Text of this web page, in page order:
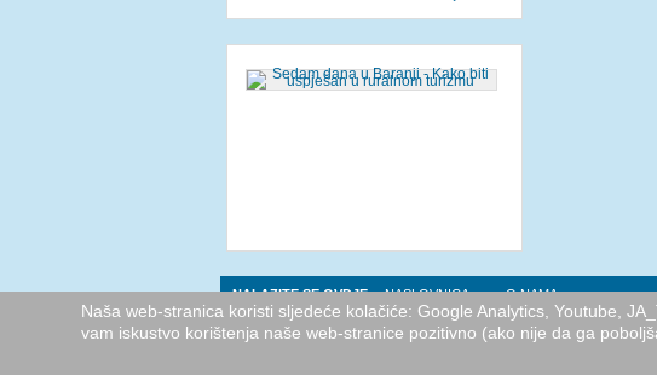
NALAZITE SE OVDJE: NASLOVNICA O NAMA
Naša web-stranica koristi sljedeće kolačiće: Google Analytics, Youtube,
vam iskustvo korištenja naše web-stranice pozitivno (ako nije da ga